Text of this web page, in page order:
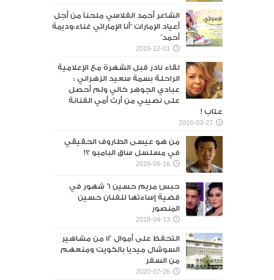
الشاعر أحمد الفلاسي ملحناً من أجل
أعياد الإمارات “أنا الإماراتي غناء:وديمة
أحمد”
2016-12-01
لقاء نادر قبل الشهرة مع الإعلامية
الراحلة بسمة سعيد الزهراني :
عبادي الجوهر خالي ولم أحصل
على نصيبي من أرث أمي الفنانة
عتاب !
2016-03-27
من هو عيسى الطاروف الحقيقي
في مسلسل ساق البامبو ؟!
2016-06-16
حبس مريم حسين 6 شهور في
قضية إساءتها للفنان حسين
المنصور‎
2018-04-13
التحفظ على أموال 12 من مشاهير
السوشال ميديا بالكويت ومنعهم
من السفر
2020-07-26